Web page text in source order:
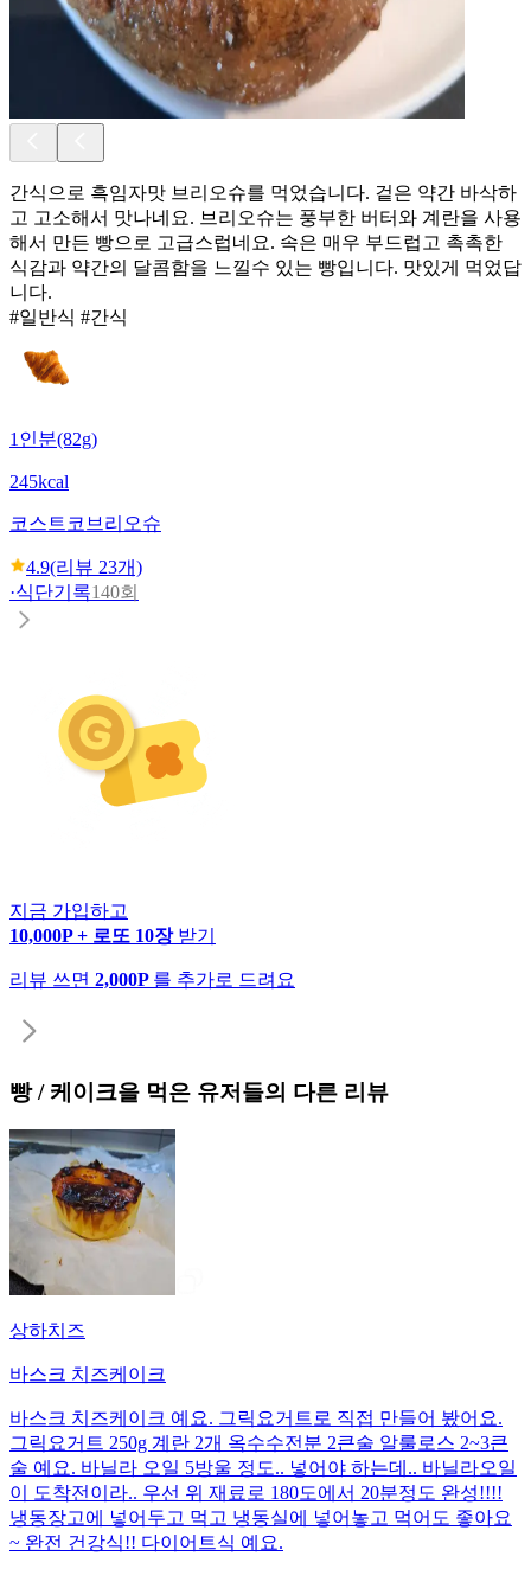
간식으로 흑임자맛 브리오슈를 먹었습니다. 겉은 약간 바삭하
고 고소해서 맛나네요. 브리오슈는 풍부한 버터와 계란을 사용
해서 만든 빵으로 고급스럽네요. 속은 매우 부드럽고 촉촉한
식감과 약간의 달콤함을 느낄수 있는 빵입니다. 맛있게 먹었답
니다.
#일반식 #간식
1인분(82g)
245kcal
코스트코 브리오슈
4.9(리뷰 23개)
·식단기록140회
지금 가입하고
10,000P + 로또 10장 받기
리뷰 쓰면 2,000P 를 추가로 드려요
빵 / 케이크을 먹은 유저들의 다른 리뷰
상하치즈
바스크 치즈케이크
바스크 치즈케이크 예요. 그릭요거트로 직접 만들어 봤어요.
그릭요거트 250g 계란 2개 옥수수전분 2큰술 알룰로스 2~3큰
술 예요. 바닐라 오일 5방울 정도.. 넣어야 하는데.. 바닐라오일
이 도착전이라.. 우선 위 재료로 180도에서 20분정도 완성!!!!
냉동장고에 넣어두고 먹고 냉동실에 넣어놓고 먹어도 좋아요
~ 완전 건강식!! 다이어트식 예요.